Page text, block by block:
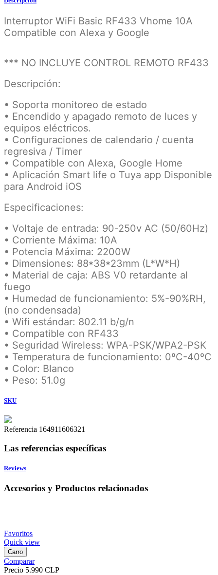
Interruptor WiFi Basic RF433 Vhome 10A
Compatible con Alexa y Google
*** NO INCLUYE CONTROL REMOTO RF433
Descripción:
• Soporta monitoreo de estado
• Encendido y apagado remoto de luces y
equipos eléctricos.
• Configuraciones de calendario / cuenta
regresiva / Timer
• Compatible con Alexa, Google Home
• Aplicación Smart life o Tuya app Disponible
para Android iOS
Especificaciones:
• Voltaje de entrada: 90-250v AC (50/60Hz)
• Corriente Máxima: 10A
• Potencia Máxima: 2200W
• Dimensiones: 88*38*23mm (L*W*H)
• Material de caja: ABS V0 retardante al
fuego
• Humedad de funcionamiento: 5%-90%RH,
(no condensada)
• Wifi estándar: 802.11 b/g/n
• Compatible con RF433
• Seguridad Wireless: WPA-PSK/WPA2-PSK
• Temperatura de funcionamiento: 0ºC-40ºC
• Color: Blanco
• Peso: 51.0g
SKU
Referencia 164911606321
Las referencias específicas
Reviews
Accesorios y Productos relacionados
Favoritos
Quick view
Carro
Comparar
Precio 5.990 CLP